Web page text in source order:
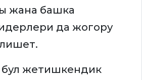
жана башка
да жогору
жетишкендик